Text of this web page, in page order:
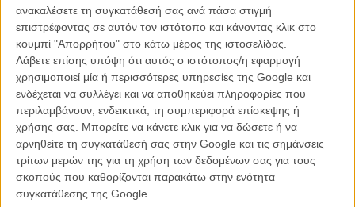
ανακαλέσετε τη συγκατάθεσή σας ανά πάσα στιγμή
επιστρέφοντας σε αυτόν τον ιστότοπο και κάνοντας κλικ στο
κουμπί "Απορρήτου" στο κάτω μέρος της ιστοσελίδας.
Λάβετε επίσης υπόψη ότι αυτός ο ιστότοπος/η εφαρμογή
χρησιμοποιεί μία ή περισσότερες υπηρεσίες της Google και
ενδέχεται να συλλέγει και να αποθηκεύει πληροφορίες που
περιλαμβάνουν, ενδεικτικά, τη συμπεριφορά επίσκεψης ή
χρήσης σας. Μπορείτε να κάνετε κλικ για να δώσετε ή να
αρνηθείτε τη συγκατάθεσή σας στην Google και τις σημάνσεις
τρίτων μερών της για τη χρήση των δεδομένων σας για τους
σκοπούς που καθορίζονται παρακάτω στην ενότητα
συγκατάθεσης της Google.
The Hunger Games: Η Επανάσταση - Μέρος ΙΙ (The Hunger
Games: Mockingjay - Part 2) του Φράνσις Λόρενς
Jack του Εντουαρντ Μπέργκερ
John Wick των Ντέιβιντ Λιτς, Τσαντ Σταχέλσκι
Joy του Ντέιβιντ Ο. Ράσελ
Jurassic World του Κόλιν Τρεβόροου
Kingsman: Η Μυστική Υπηρεσία του Μάθιου Βον
Life του Αντον Κόρμπιν
Love του Γκασπάρ Νοέ
Love & Mercy του Μπιλ Πόλαντ
Macbeth του Τζάστιν Κερζέλ
Mad Max: Ο Δρόμος της Οργής (Mad Max: Fury Road) του